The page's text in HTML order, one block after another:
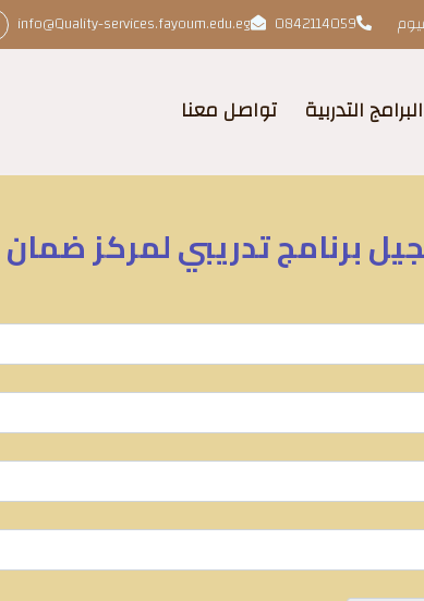
0842114059
info@Quality-services.fayoum.edu.eg
البرامج التدربية تواصل معنا
برنامج تدريبي لمركز ضمان